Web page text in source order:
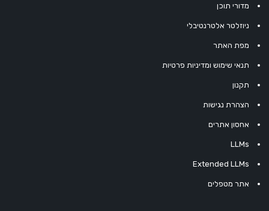
מדורי תוכן
ניוזלטר אלטרנטיבלי
מפת האתר
תנאי שימוש ומדיניות פרטיות
תקנון
הצהרת נגישות
אחסון אתרים
LLMs
Extended LLMs
אתר מטפלים